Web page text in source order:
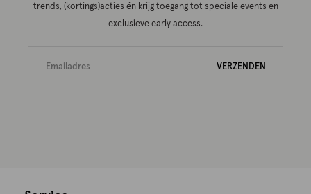
trends, (kortings)acties én krijg toegang tot speciale events en
exclusieve early access.
VERZENDEN